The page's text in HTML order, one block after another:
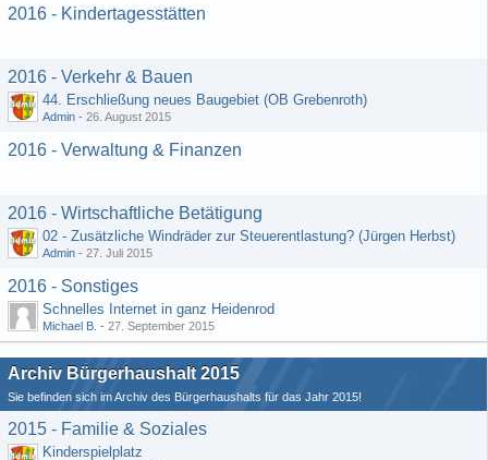
2016 - Kindertagesstätten
2016 - Verkehr & Bauen
44. Erschließung neues Baugebiet (OB Grebenroth)
Admin - 26. August 2015
2016 - Verwaltung & Finanzen
2016 - Wirtschaftliche Betätigung
02 - Zusätzliche Windräder zur Steuerentlastung? (Jürgen Herbst)
Admin - 27. Juli 2015
2016 - Sonstiges
Schnelles Internet in ganz Heidenrod
Michael B. - 27. September 2015
Archiv Bürgerhaushalt 2015
Sie befinden sich im Archiv des Bürgerhaushalts für das Jahr 2015!
2015 - Familie & Soziales
Kinderspielplatz